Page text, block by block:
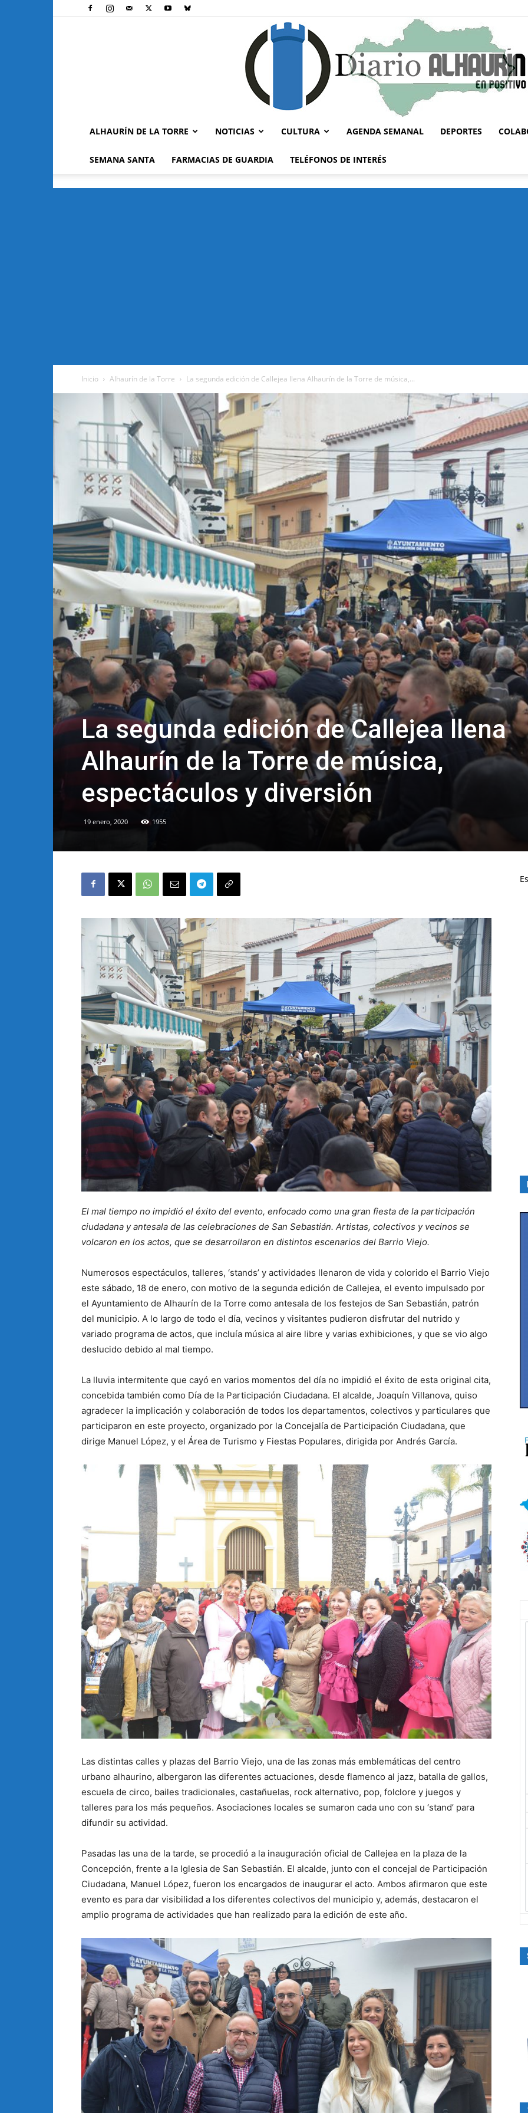
ALHAURÍN DE LA TORRE NOTICIAS CULTURA AGENDA SEMANAL DEPORTES
SEMANA SANTA FARMACIAS DE GUARDIA TELÉFONOS DE INTERÉS
Inicio Alhaurín de la Torre La segunda edición de Callejea llena Alhaurín de la Torre de música,...
La segunda edición de Callejea llena
Alhaurín de la Torre de música,
espectáculos y diversión
19 enero, 2020 1955
El mal tiempo no impidió el éxito del evento, enfocado como una gran fiesta de la participación
ciudadana y antesala de las celebraciones de San Sebastián. Artistas, colectivos y vecinos se
volcaron en los actos, que se desarrollaron en distintos escenarios del Barrio Viejo.
Numerosos espectáculos, talleres, ‘stands’ y actividades llenaron de vida y colorido el Barrio Viejo
este sábado, 18 de enero, con motivo de la segunda edición de Callejea, el evento impulsado por
el Ayuntamiento de Alhaurín de la Torre como antesala de los festejos de San Sebastián, patrón
del municipio. A lo largo de todo el día, vecinos y visitantes pudieron disfrutar del nutrido y
variado programa de actos, que incluía música al aire libre y varias exhibiciones, y que se vio algo
deslucido debido al mal tiempo.
La lluvia intermitente que cayó en varios momentos del día no impidió el éxito de esta original cita,
concebida también como Día de la Participación Ciudadana. El alcalde, Joaquín Villanova, quiso
agradecer la implicación y colaboración de todos los departamentos, colectivos y particulares que
participaron en este proyecto, organizado por la Concejalía de Participación Ciudadana, que
dirige Manuel López, y el Área de Turismo y Fiestas Populares, dirigida por Andrés García.
Las distintas calles y plazas del Barrio Viejo, una de las zonas más emblemáticas del centro
urbano alhaurino, albergaron las diferentes actuaciones, desde flamenco al jazz, batalla de gallos,
escuela de circo, bailes tradicionales, castañuelas, rock alternativo, pop, folclore y juegos y
talleres para los más pequeños. Asociaciones locales se sumaron cada uno con su ‘stand’ para
difundir su actividad.
Pasadas las una de la tarde, se procedió a la inauguración oficial de Callejea en la plaza de la
Concepción, frente a la Iglesia de San Sebastián. El alcalde, junto con el concejal de Participación
Ciudadana, Manuel López, fueron los encargados de inaugurar el acto. Ambos afirmaron que este
evento es para dar visibilidad a los diferentes colectivos del municipio y, además, destacaron el
amplio programa de actividades que han realizado para la edición de este año.